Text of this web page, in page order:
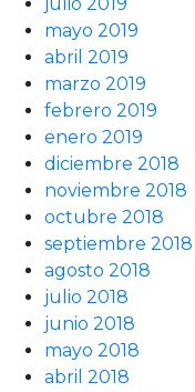
mayo 2019
abril 2019
marzo 2019
febrero 2019
enero 2019
diciembre 2018
noviembre 2018
octubre 2018
septiembre 2018
agosto 2018
julio 2018
junio 2018
mayo 2018
abril 2018